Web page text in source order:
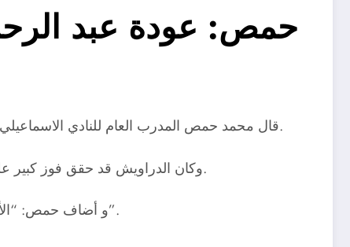
حمص: عودة عبد
قال محمد حمص المدرب العام للنادي الاسماعيلي أن ودية الفريق بالأمس أمام نادي الرائد السعودي كانت تجربة مفيدة وخير إعداد لمباراة سموحة ببطولة الدورى الممتاز.
وكان الدراويش قد حقق فوز كبير على حساب الفريق السعودي بخمسة أهداف مقابل هدف، في الودية التي جمعت الفريقين بالأمس على ستاد الاسماعيلية.
و أضاف حمص: “الأداء مطمئن وجميع اللاعبين في حالة جيدة ونفذوا تعليمات المدير الفني بكل دقة، أداءنا سيختلف تمامًا في الفترة القادمة”.